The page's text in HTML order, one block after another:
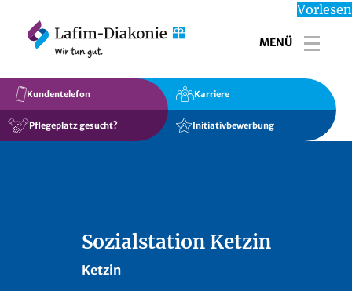
Vorlesen
MENÜ
Kundentelefon
Pflegeplatz gesucht?
Karriere
Initiativbewerbung
Sozialstation Ketzin
Ketzin